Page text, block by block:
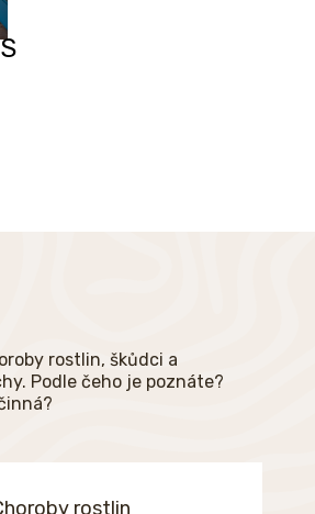
rostlin, škůdci a
Podle čeho je poznáte?
rostlin